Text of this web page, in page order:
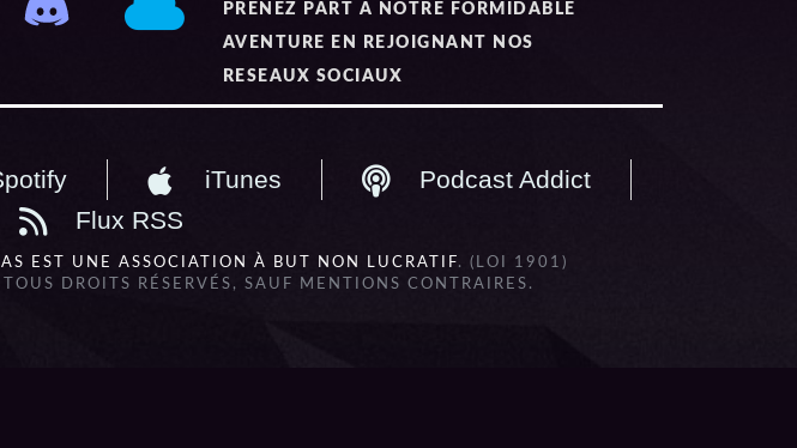
PRENEZ PART A NOTRE FORMIDABLE
AVENTURE EN REJOIGNANT NOS
RESEAUX SOCIAUX
iTunes
Podcast Addict
Flux RSS
EST UNE ASSOCIATION À BUT NON LUCRATIF. (LOI 1901)
DROITS RÉSERVÉS, SAUF MENTIONS CONTRAIRES.